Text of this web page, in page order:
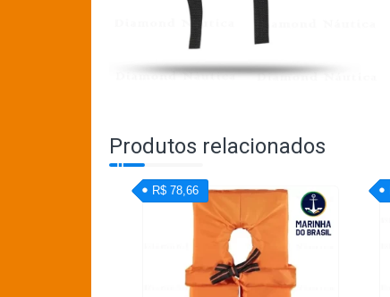
Produtos relacionados
R$ 78,66